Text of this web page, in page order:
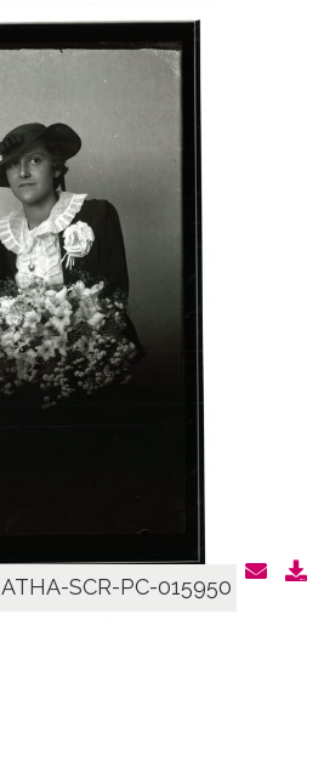
ATHA-SCR-PC-015950